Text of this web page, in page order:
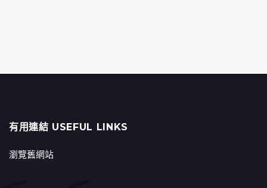
有用連結 USEFUL LINKS
瀏覽舊網站